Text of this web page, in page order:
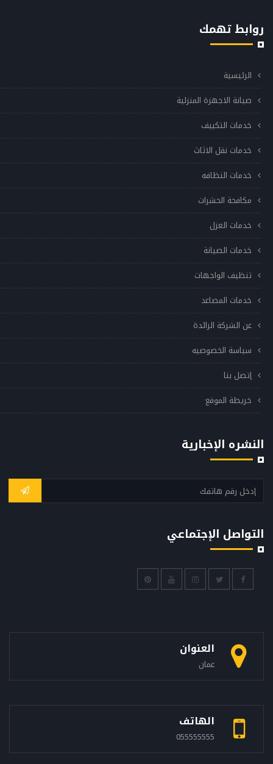
روابط تهمك
الرئيسية
صيانة الاجهزة المنزلية
خدمات التكييف
خدمات نقل الاثاث
خدمات النظافه
مكافحة الحشرات
خدمات العزل
خدمات الصيانة
تنظيف الواجهات
خدمات المصاعد
عن الشركة الرائدة
سياسة الخصوصيه
إتصل بنا
خريطة الموقع
النشره الإخبارية
التواصل الإجتماعي
العنوان
عمان
الهاتف
055555555